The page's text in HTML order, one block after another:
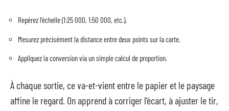
Repérez l’échelle (1:25 000, 1:50 000, etc.).
Mesurez précisément la distance entre deux points sur la carte.
Appliquez la conversion via un simple calcul de proportion.
À chaque sortie, ce va-et-vient entre le papier et le paysage
affine le regard. On apprend à corriger l’écart, à ajuster le tir,